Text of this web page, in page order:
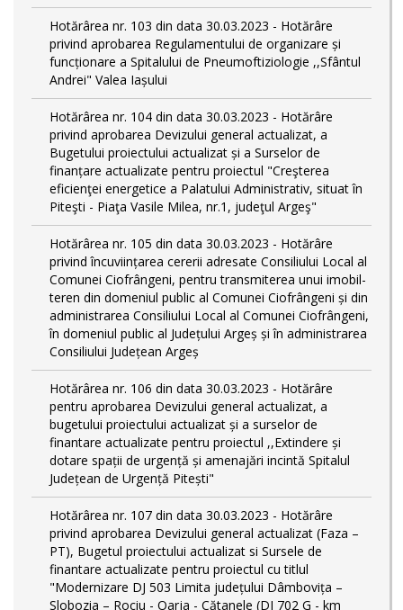
Hotărârea nr. 103 din data 30.03.2023 - Hotărâre
privind aprobarea Regulamentului de organizare și
funcționare a Spitalului de Pneumoftiziologie ,,Sfântul
Andrei" Valea Iașului
Hotărârea nr. 104 din data 30.03.2023 - Hotărâre
privind aprobarea Devizului general actualizat, a
Bugetului proiectului actualizat și a Surselor de
finanțare actualizate pentru proiectul "Creşterea
eficienţei energetice a Palatului Administrativ, situat în
Piteşti - Piaţa Vasile Milea, nr.1, judeţul Argeş"
Hotărârea nr. 105 din data 30.03.2023 - Hotărâre
privind încuviințarea cererii adresate Consiliului Local al
Comunei Ciofrângeni, pentru transmiterea unui imobil-
teren din domeniul public al Comunei Ciofrângeni și din
administrarea Consiliului Local al Comunei Ciofrângeni,
în domeniul public al Județului Argeș și în administrarea
Consiliului Județean Argeș
Hotărârea nr. 106 din data 30.03.2023 - Hotărâre
pentru aprobarea Devizului general actualizat, a
bugetului proiectului actualizat și a surselor de
finantare actualizate pentru proiectul ,,Extindere și
dotare spații de urgență și amenajări incintă Spitalul
Județean de Urgență Pitești"
Hotărârea nr. 107 din data 30.03.2023 - Hotărâre
privind aprobarea Devizului general actualizat (Faza –
PT), Bugetul proiectului actualizat si Sursele de
finantare actualizate pentru proiectul cu titlul
"Modernizare DJ 503 Limita județului Dâmbovița –
Slobozia – Rociu - Oarja - Cătanele (DJ 702 G - km